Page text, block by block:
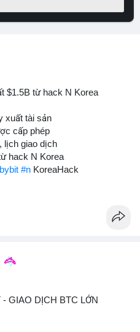
$1.5B từ hack N Korea
xuất tài sản
cấp phép
lịch giao dịch
hack N Korea
#n KoreaHack
GIAO DỊCH BTC LỚN